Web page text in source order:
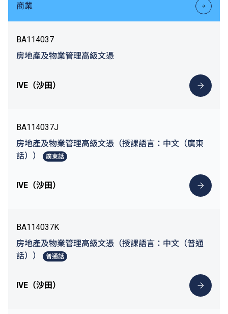
商業
BA114037
房地產及物業管理高級文憑
IVE（沙田）
BA114037J
房地產及物業管理高級文憑（授課語言：中文（廣東
話））
廣東話
IVE（沙田）
BA114037K
房地產及物業管理高級文憑（授課語言：中文（普通
話））
普通話
IVE（沙田）